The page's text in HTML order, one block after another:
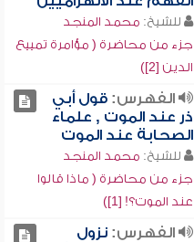
للشيخ: محمد المنجد
جزء من محاضرة ( مؤامرة تمييع
الدين [2])
الفهرس:قول أبي
ذر عند الموت , علماء
الصحابة عند الموت
للشيخ: محمد المنجد
جزء من محاضرة ( ماذا قالوا
عند الموت؟! [1])
الفهرس:نزول